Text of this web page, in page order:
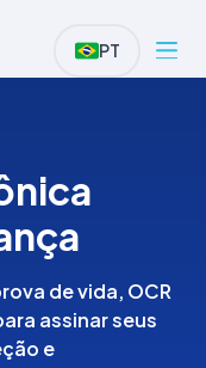
PT
de vida, OCR
assinar seus
e